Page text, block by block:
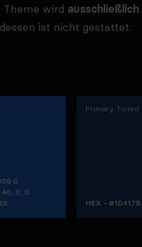
Theme wird ausschließlich
ist nicht gestattet.
C
40, 0, 0
Primary Tinted
HEX - #1D417B